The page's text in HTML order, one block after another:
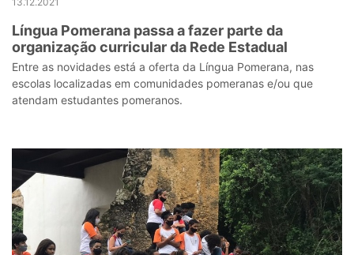
Língua Pomerana passa a fazer parte da
organização curricular da Rede Estadual
Entre as novidades está a oferta da Língua Pomerana, nas
escolas localizadas em comunidades pomeranas e/ou que
atendam estudantes pomeranos.